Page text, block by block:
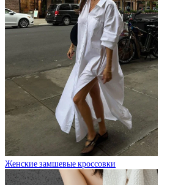
Женские замшевые кроссовки